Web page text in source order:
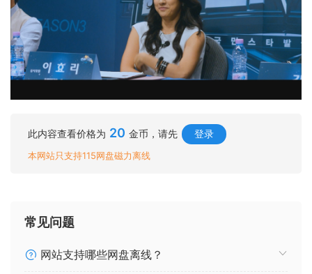
此内容查看价格为 20 金币，请先 登录
本网站只支持115网盘磁力离线
常见问题
网站支持哪些网盘离线？